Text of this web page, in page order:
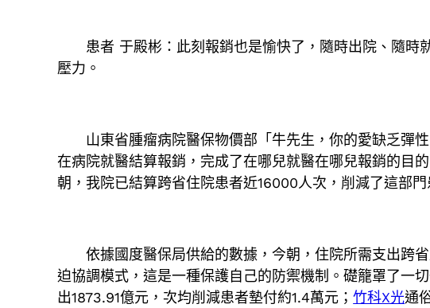
患者 于殿彬：此刻報銷也是愉快了，隨時出院、隨時
壓力。
山東省腫瘤病院醫保物價部「牛先生，你的愛缺乏彈性
在病院就醫結算報銷，完成了在哪兒就醫在哪兒報銷的目
朝，我院已結算跨省住院患者近16000人次，削減了這部
依據國度醫保局供給的數據，今朝，住院所需支出跨省
迫協調模式，這是一種保護自己的防禦機制。礎籠罩了一
出1873.91億元，次均削減患者墊付約1.4萬元；竹科X光通